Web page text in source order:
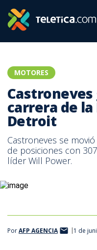
MOTORES
carrera de
Detroit
Castroneves se
de posiciones con
líder Will Power.
PorAFP AGENCIA 1 de